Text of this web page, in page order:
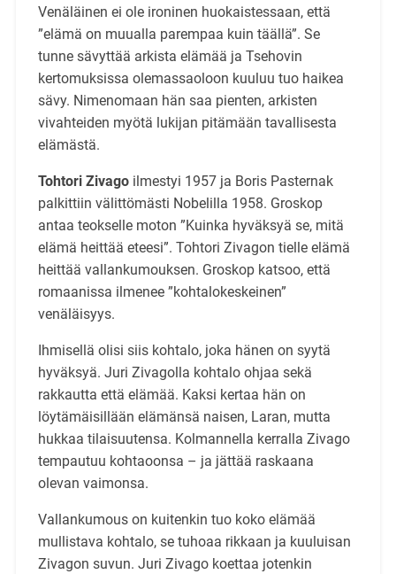
Venäläinen ei ole ironinen huokaistessaan, että
”elämä on muualla parempaa kuin täällä”. Se
tunne sävyttää arkista elämää ja Tsehovin
kertomuksissa olemassaoloon kuuluu tuo haikea
sävy. Nimenomaan hän saa pienten, arkisten
vivahteiden myötä lukijan pitämään tavallisesta
elämästä.
Tohtori Zivagoilmestyi 1957 ja Boris Pasternak
palkittiin välittömästi Nobelilla 1958. Groskop
antaa teokselle moton ”Kuinka hyväksyä se, mitä
elämä heittää eteesi”. Tohtori Zivagon tielle elämä
heittää vallankumouksen. Groskop katsoo, että
romaanissa ilmenee ”kohtalokeskeinen”
venäläisyys.
Ihmisellä olisi siis kohtalo, joka hänen on syytä
hyväksyä. Juri Zivagolla kohtalo ohjaa sekä
rakkautta että elämää. Kaksi kertaa hän on
löytämäisillään elämänsä naisen, Laran, mutta
hukkaa tilaisuutensa. Kolmannella kerralla Zivago
tempautuu kohtaoonsa – ja jättää raskaana
olevan vaimonsa.
Vallankumous on kuitenkin tuo koko elämää
mullistava kohtalo, se tuhoaa rikkaan ja kuuluisan
Zivagon suvun. Juri Zivago koettaa jotenkin